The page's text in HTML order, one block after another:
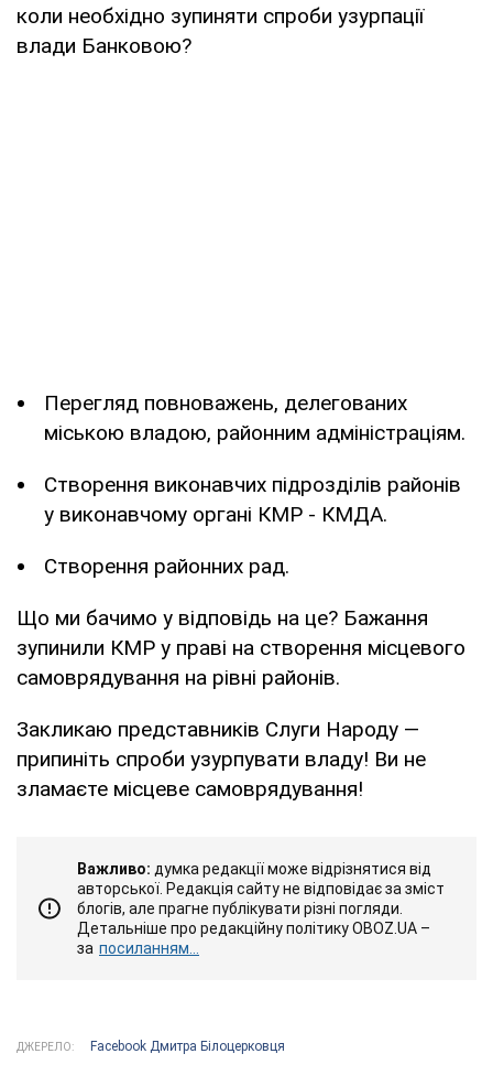
коли необхідно зупиняти спроби узурпації
влади Банковою?
Перегляд повноважень, делегованих
міською владою, районним адміністраціям.
Створення виконавчих підрозділів районів
у виконавчому органі КМР - КМДА.
Створення районних рад.
Що ми бачимо у відповідь на це? Бажання
зупинили КМР у праві на створення місцевого
самоврядування на рівні районів.
Закликаю представників Слуги Народу —
припиніть спроби узурпувати владу! Ви не
зламаєте місцеве самоврядування!
Важливо: думка редакції може відрізнятися від
авторської. Редакція сайту не відповідає за зміст
блогів, але прагне публікувати різні погляди.
Детальніше про редакційну політику OBOZ.UA –
за посиланням...
ДЖЕРЕЛО: Facebook Дмитра Білоцерковця